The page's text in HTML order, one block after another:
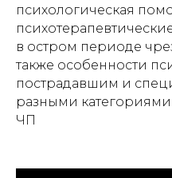
психологическая
в остром периоде
также особенности
пострадавшим и
разными
ЧП